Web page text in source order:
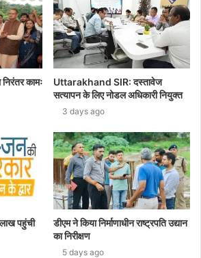
कामः
Uttarakhand SIR: दस्तावेज
सत्यापन के लिए नोडल अधिकारी नियुक्त
3 days ago
पहुंची
डीएम ने किया निर्माणाधीन राष्ट्रपति उद्यान
का निरीक्षण
5 days ago